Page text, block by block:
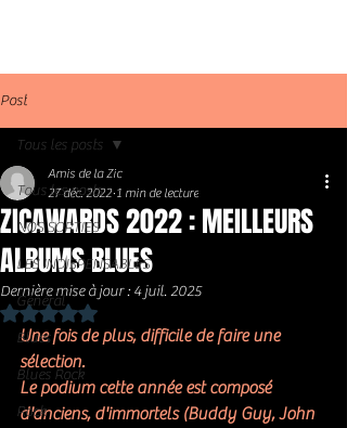
Post
Tous les posts
NOS SORTIES
LES INDISPENSABLES
Général
Blues
Blues Rock
Rock
Tous les posts
ZICAWARDS 2022 : MEILLEURS
ALBUMS BLUES
Amis de la Zic
27 déc. 2022 1 min de lecture
Dernière mise à jour :4 juil. 2025
Noté NaN étoiles sur 5.
Une fois de plus, difficile de faire une
sélection.
Le podium cette année est composé
d'anciens, d'immortels (Buddy Guy, John